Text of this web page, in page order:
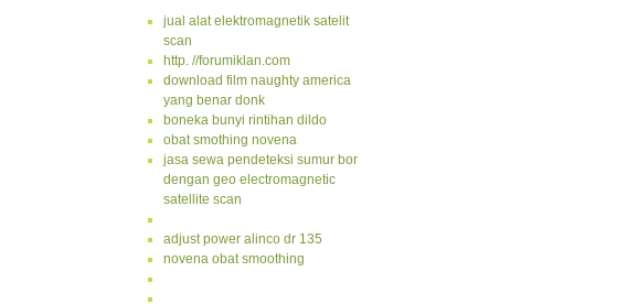
jual alat elektromagnetik satelit
scan
http. //forumiklan.com
download film naughty america
yang benar donk
boneka bunyi rintihan dildo
obat smothing novena
jasa sewa pendeteksi sumur bor
dengan geo electromagnetic
satellite scan
adjust power alinco dr 135
novena obat smoothing